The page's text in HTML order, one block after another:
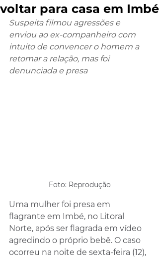
voltar para casa em Imbé
Suspeita filmou agressões e
enviou ao ex-companheiro com
intuito de convencer o homem a
retomar a relação, mas foi
denunciada e presa
Foto: Reprodução
Uma mulher foi presa em
flagrante em Imbé, no Litoral
Norte, após ser flagrada em vídeo
agredindo o próprio bebê. O caso
ocorreu na noite de sexta-feira (12),